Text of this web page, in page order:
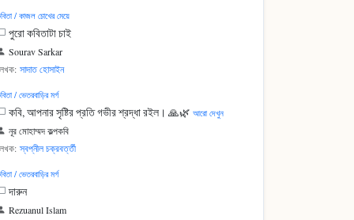
/ কাজল চোখের মেয়ে
পুরো কবিতাটা চাই
Sourav Sarkar
সাদাত হোসাইন
/ ভেতরবাড়ির মর্গ
কবি, আপনার সৃষ্টির প্রতি গভীর শ্রদ্ধা রইল। 🙏🌿 আরো দেখুন
নূর মোহাম্মদ কল্পকবি
স্বপ্নীল চক্রবর্ত্তী
/ ভেতরবাড়ির মর্গ
দারুন
Rezuanul Islam